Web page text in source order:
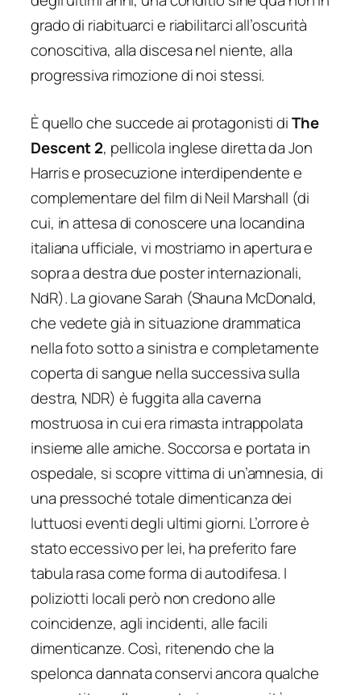
grado di riabituarci e riabilitarci all’oscurità
conoscitiva, alla discesa nel niente, alla
progressiva rimozione di noi stessi.
È quello che succede ai protagonisti diThe
Descent 2, pellicola inglese diretta da Jon
Harris e prosecuzione interdipendente e
complementare del film di Neil Marshall (di
cui, in attesa di conoscere una locandina
italiana ufficiale, vi mostriamo in apertura e
sopra a destra due poster internazionali,
NdR). La giovane Sarah (Shauna McDonald,
che vedete già in situazione drammatica
nella foto sotto a sinistra e completamente
coperta di sangue nella successiva sulla
destra, NDR) è fuggita alla caverna
mostruosa in cui era rimasta intrappolata
insieme alle amiche. Soccorsa e portata in
ospedale, si scopre vittima di un’amnesia, di
una pressoché totale dimenticanza dei
luttuosi eventi degli ultimi giorni. L’orrore è
stato eccessivo per lei, ha preferito fare
tabula rasa come forma di autodifesa. I
poliziotti locali però non credono alle
coincidenze, agli incidenti, alle facili
dimenticanze. Così, ritenendo che la
spelonca dannata conservi ancora qualche